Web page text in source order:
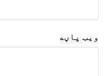
ویب پاڼه